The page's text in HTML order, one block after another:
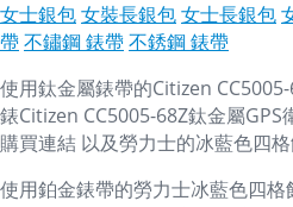
女士銀包女裝長銀包女士長銀包
帶不鏽鋼 錶帶不銹鋼 錶帶
使用鈦金屬錶帶的Citizen
錶Citizen CC5005-68Z鈦金屬
購買連結 以及勞力士的冰藍色四
使用鉑金錶帶的勞力士冰藍色四